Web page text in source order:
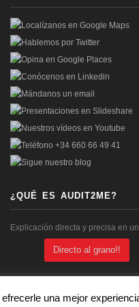
¿QUÉ ES AUDIT2ME?
Explicación directa y precisa en
Directo al grano!!
una mejor